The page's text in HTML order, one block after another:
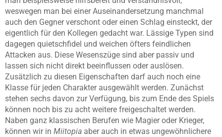
weswegen man bei einer Auseinandersetzung manchmal
auch den Gegner verschont oder einen Schlag einsteckt, der
eigentlich für den Kollegen gedacht war. Lässige Typen sind
dagegen quietschfidel und weichen öfters feindlichen
Attacken aus. Diese Wesenszüge sind aber passiv und
lassen sich nicht direkt beeinflussen oder auslösen.
Zusätzlich zu diesen Eigenschaften darf auch noch eine
Klasse für jeden Charakter ausgewählt werden. Zunächst
stehen sechs davon zur Verfügung, bis zum Ende des Spiels
können noch bis zu acht weitere freigeschaltet werden.
Naben ganz klassischen Berufen wie Magier oder Krieger,
können wir in Miitopia aber auch in etwas ungewöhnlichere